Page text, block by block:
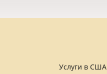
Услуги в США